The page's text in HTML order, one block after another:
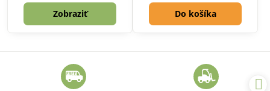
Zobraziť Do košíka